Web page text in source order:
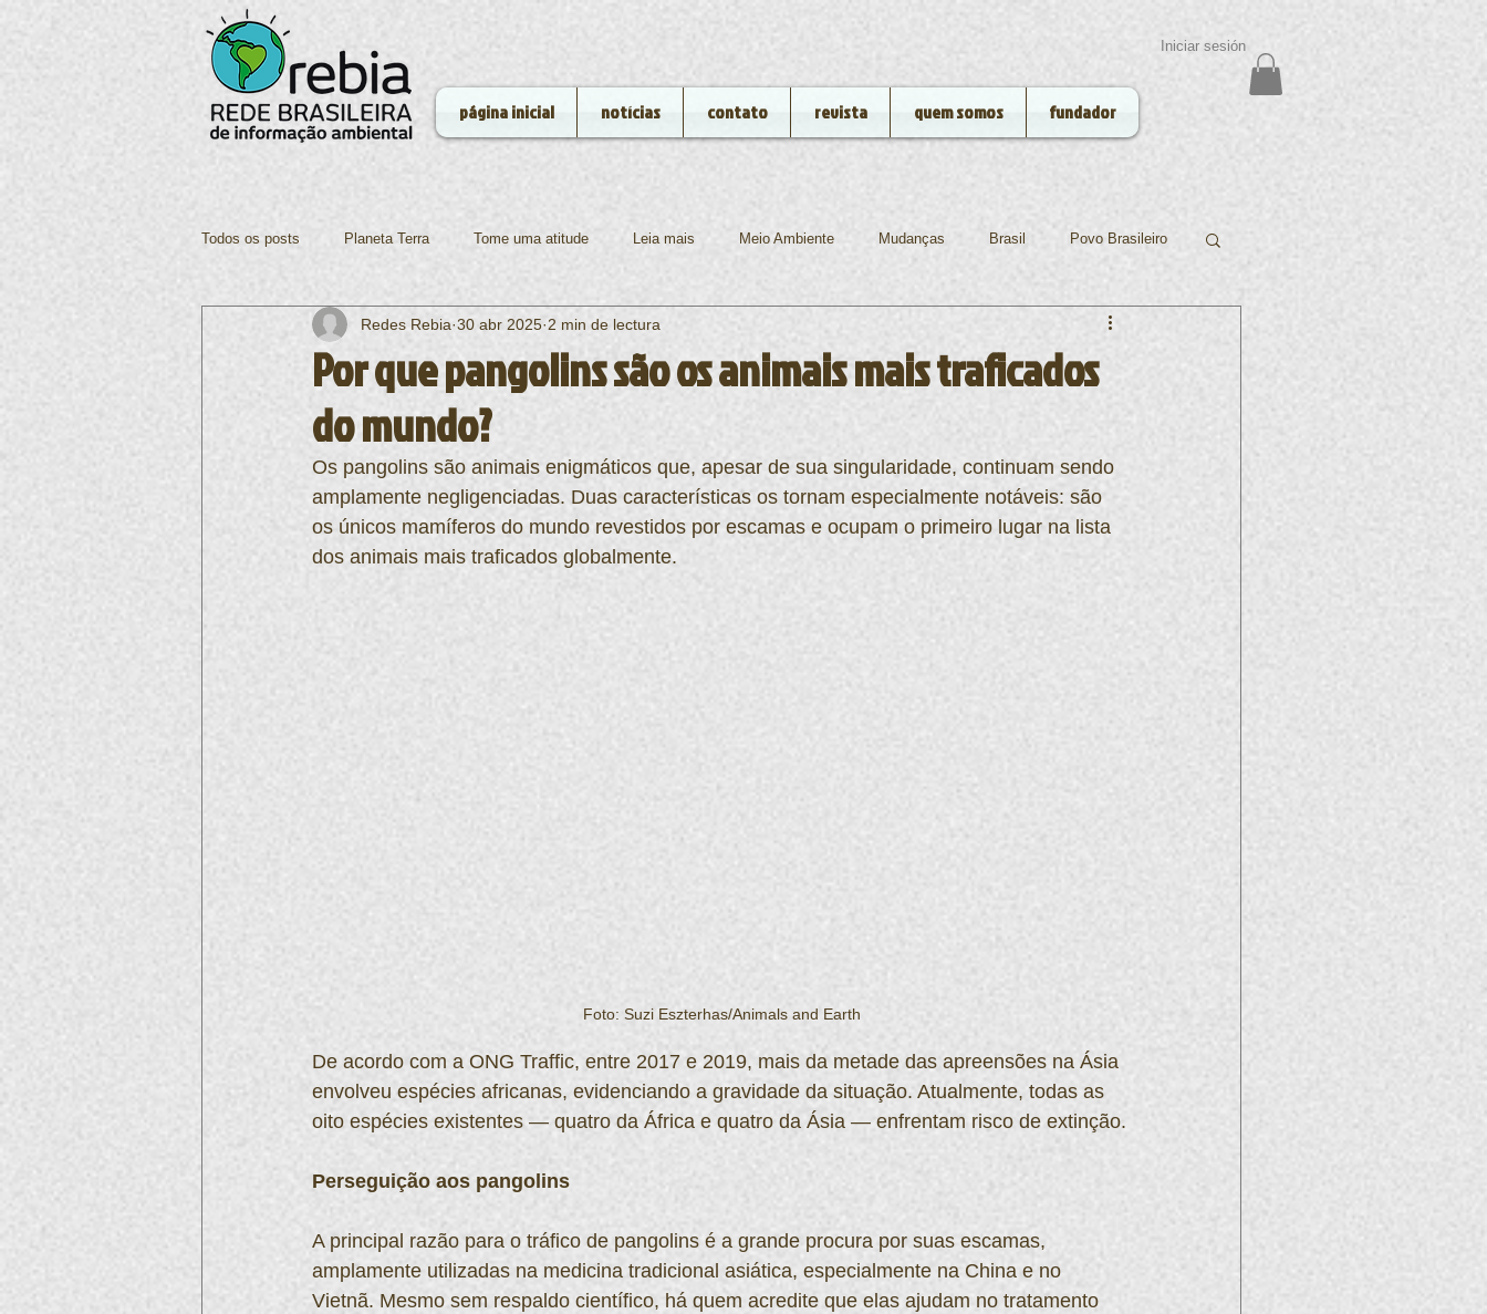
página inicial notícias contato revista quem somos fundador
Iniciar sesión
Todos os posts Planeta Terra Tome uma atitude Leia mais Meio Ambiente Mudanças Brasil Povo Brasileiro
Ecologia Tecnologia Rio de Janeiro Animais Niterói
Alimentação
Por que pangolins são os animais mais traficados
do mundo?
Redes Rebia 30 abr 2025 2 min de lectura
Os pangolins são animais enigmáticos que, apesar de sua singularidade, continuam sendo
amplamente negligenciadas. Duas características os tornam especialmente notáveis: são
os únicos mamíferos do mundo revestidos por escamas e ocupam o primeiro lugar na lista
dos animais mais traficados globalmente.
Foto: Suzi Eszterhas/Animals and Earth
De acordo com a ONG Traffic, entre 2017 e 2019, mais da metade das apreensões na Ásia
envolveu espécies africanas, evidenciando a gravidade da situação. Atualmente, todas as
oito espécies existentes — quatro da África e quatro da Ásia — enfrentam risco de extinção.
Perseguição aos pangolins
A principal razão para o tráfico de pangolins é a grande procura por suas escamas,
amplamente utilizadas na medicina tradicional asiática, especialmente na China e no
Vietnã. Mesmo sem respaldo científico, há quem acredite que elas ajudam no tratamento